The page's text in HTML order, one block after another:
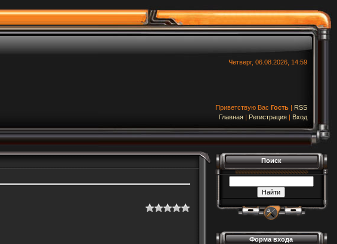
Четверг, 06.08.2026, 14:59
Приветствую Вас Гость | RSS
Главная | Регистрация | Вход
Поиск
Форма входа